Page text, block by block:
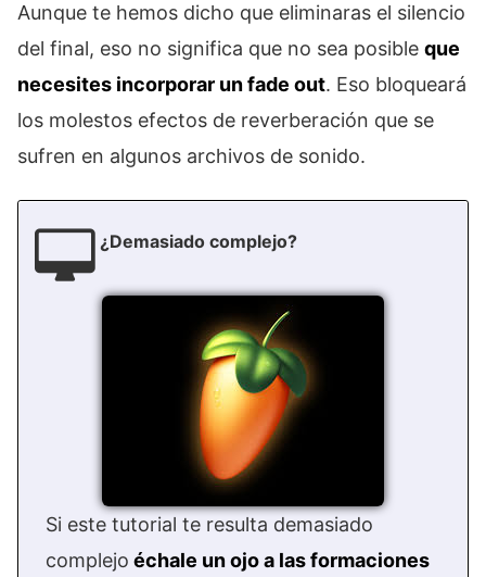
Aunque te hemos dicho que eliminaras el silencio
del final, eso no significa que no sea posible que
necesites incorporar un fade out. Eso bloqueará
los molestos efectos de reverberación que se
sufren en algunos archivos de sonido.
¿Demasiado complejo?
Si este tutorial te resulta demasiado
complejo échale un ojo a las formaciones